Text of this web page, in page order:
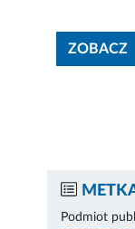
ZOBACZ
Podmiot